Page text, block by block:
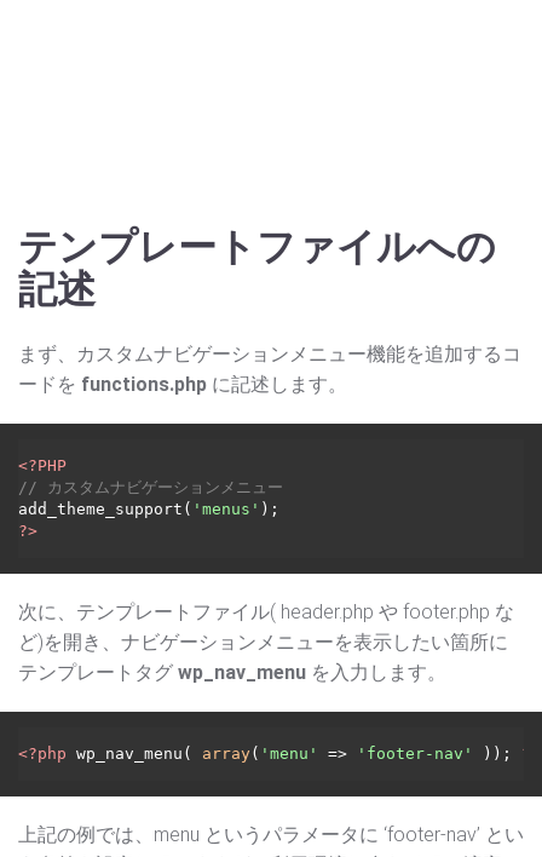
テンプレートファイルへの
記述
まず、カスタムナビゲーションメニュー機能を追加するコ
ードを functions.php に記述します。
<?PHP
// カスタムナビゲーションメニュー
add_theme_support( 'menus'
?>
次に、テンプレートファイル( header.php や footer.php な
ど)を開き、ナビゲーションメニューを表示したい箇所に
テンプレートタグ wp_nav_menu を入力します。
<?php wp_nav_menu( array( 'menu' => 'footer-nav' )); ?>
上記の例では、menu というパラメータに ‘footer-nav’ とい